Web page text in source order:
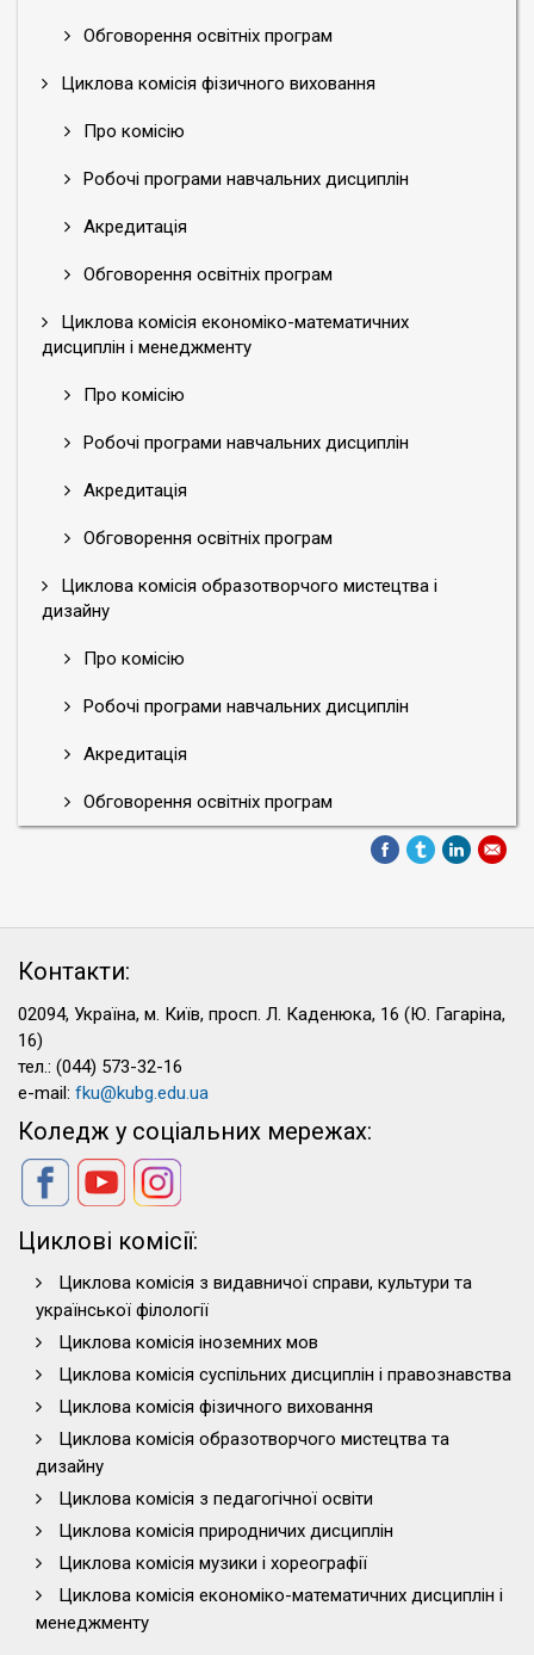
Обговорення освітніх програм
Циклова комісія фізичного виховання
Про комісію
Робочі програми навчальних дисциплін
Акредитація
Обговорення освітніх програм
Циклова комісія економіко-математичних
дисциплін і менеджменту
Про комісію
Робочі програми навчальних дисциплін
Акредитація
Обговорення освітніх програм
Циклова комісія образотворчого мистецтва і
дизайну
Про комісію
Робочі програми навчальних дисциплін
Акредитація
Обговорення освітніх програм
Контакти:
02094, Україна, м. Київ, просп. Л. Каденюка, 16 (Ю. Гагаріна,
16)
тел.: (044) 573-32-16
e-mail: fku@kubg.edu.ua
Коледж у соціальних мережах:
Циклові комісії:
Циклова комісія з видавничої справи, культури та
української філології
Циклова комісія іноземних мов
Циклова комісія суспільних дисциплін і правознавства
Циклова комісія фізичного виховання
Циклова комісія образотворчого мистецтва та
дизайну
Циклова комісія з педагогічної освіти
Циклова комісія природничих дисциплін
Циклова комісія музики і хореографії
Циклова комісія економіко-математичних дисциплін і
менеджменту